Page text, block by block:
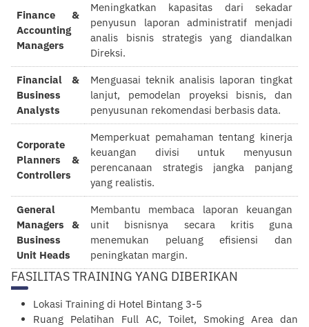
Finance &
Accounting
Managers
Meningkatkan kapasitas dari sekadar
penyusun laporan administratif menjadi
analis bisnis strategis yang diandalkan
Direksi.
Financial &
Business
Analysts
Menguasai teknik analisis laporan tingkat
lanjut, pemodelan proyeksi bisnis, dan
penyusunan rekomendasi berbasis data.
Corporate
Planners &
Controllers
Memperkuat pemahaman tentang kinerja
keuangan divisi untuk menyusun
perencanaan strategis jangka panjang
yang realistis.
General
Managers &
Business
Unit Heads
Membantu membaca laporan keuangan
unit bisnisnya secara kritis guna
menemukan peluang efisiensi dan
peningkatan margin.
FASILITAS TRAINING YANG DIBERIKAN
Lokasi Training di Hotel Bintang 3-5
Ruang Pelatihan Full AC, Toilet, Smoking Area dan